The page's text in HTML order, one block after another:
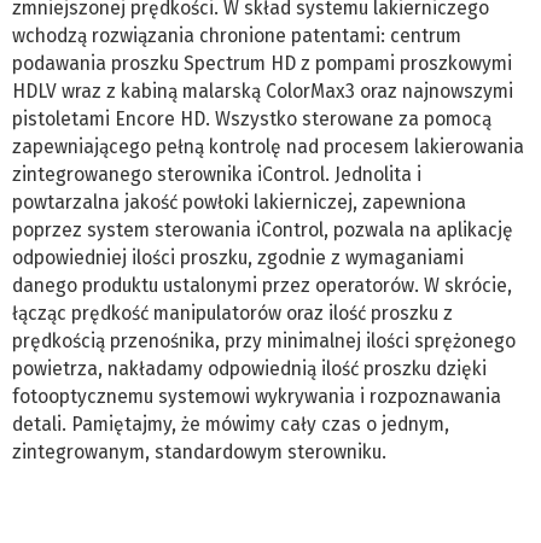
zmniejszonej prędkości. W skład systemu lakierniczego
wchodzą rozwiązania chronione patentami: centrum
podawania proszku Spectrum HD z pompami proszkowymi
HDLV wraz z kabiną malarską ColorMax3 oraz najnowszymi
pistoletami Encore HD. Wszystko sterowane za pomocą
zapewniającego pełną kontrolę nad procesem lakierowania
zintegrowanego sterownika iControl. Jednolita i
powtarzalna jakość powłoki lakierniczej, zapewniona
poprzez system sterowania iControl, pozwala na aplikację
odpowiedniej ilości proszku, zgodnie z wymaganiami
danego produktu ustalonymi przez operatorów. W skrócie,
łącząc prędkość manipulatorów oraz ilość proszku z
prędkością przenośnika, przy minimalnej ilości sprężonego
powietrza, nakładamy odpowiednią ilość proszku dzięki
fotooptycznemu systemowi wykrywania i rozpoznawania
detali. Pamiętajmy, że mówimy cały czas o jednym,
zintegrowanym, standardowym sterowniku.